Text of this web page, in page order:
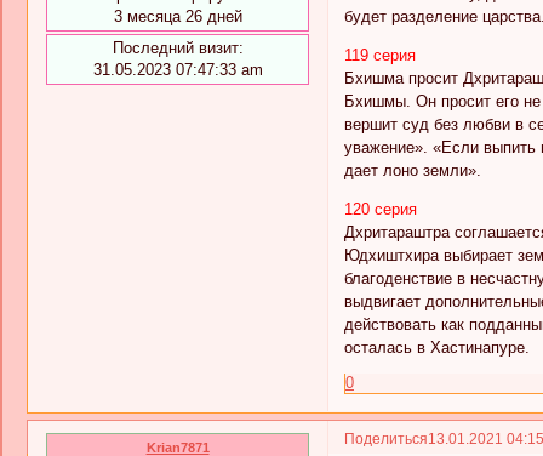
3 месяца 26 дней
Последний визит:
31.05.2023 07:47:33 am
будет разделение
119 серия
Бхишма просит
Бхишмы. Он просит его не
вершит суд без любви в
уважение». «Если выпить
дает лоно земли».
120 серия
Дхритараштра
Юдхиштхира выбирает
благоденствие в
выдвигает
действовать как
осталась в Хастинапуре.
0
Поделиться13.01.2021
Krian7871